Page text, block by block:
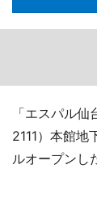
「エスパル
2111）本館地
ルオープンし